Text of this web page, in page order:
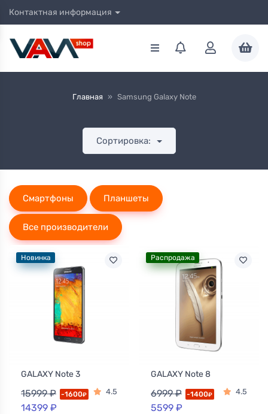
Контактная информация
Главная » Samsung Galaxy Note
Сортировка:
Смартфоны Планшеты
Все производители
Новинка
GALAXY Note 3
15999 ₽ -1600₽
14399 ₽
4.5
Распродажа
GALAXY Note 8
6999 ₽ -1400₽
5599 ₽
4.5